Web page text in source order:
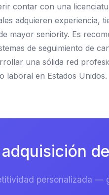
contar con una
adquieren experiencia,
mayor seniority. Es
de seguimiento de
una sólida red
laboral en Estados Unidos.
personalizada —